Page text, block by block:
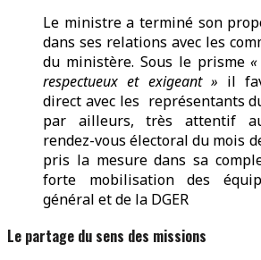
Le ministre a terminé son
dans ses relations avec les
du ministère. Sous le prisme«
respectueux et exigeant » il
direct avec les représentants
par ailleurs, très attentif
rendez-vous électoral du mois
pris la mesure dans sa
forte mobilisation des
général et de la DGER
Le partage du sens des missions